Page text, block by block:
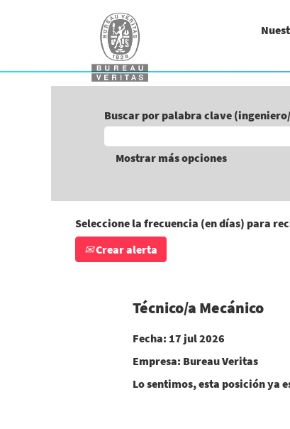
Buscar por palabra clave
Mostrar más opciones
Seleccione la frecuencia (en días) para
Crear alerta
Técnico/a Mecánico
Fecha: 17 jul 2026
Empresa: Bureau Veritas
Lo sentimos, esta posición ya